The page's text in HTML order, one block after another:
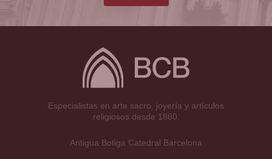
Especialistas en arte sacro, joyería y artículos
religiosos desde 1880.
Antigua Botiga Catedral Barcelona